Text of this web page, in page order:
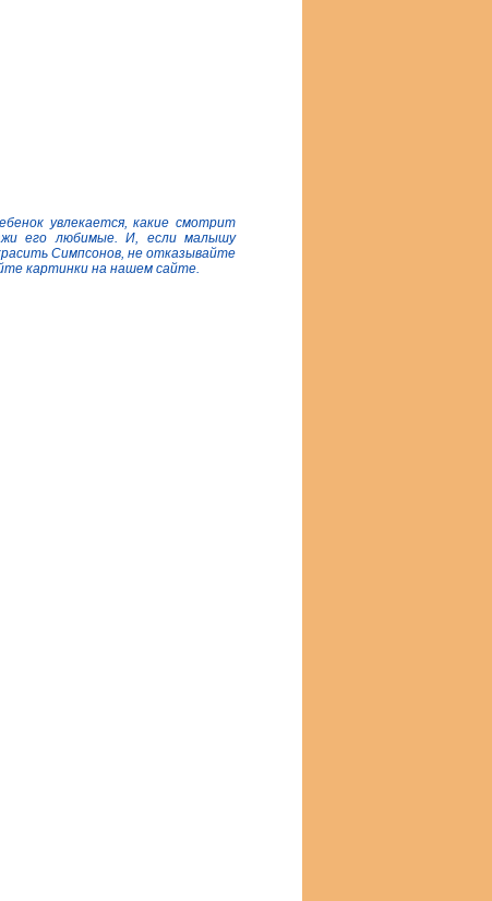
увлекается, какие смотрит
его любимые. И, если малышу
Симпсонов, не отказывайте
картинки на нашем сайте.